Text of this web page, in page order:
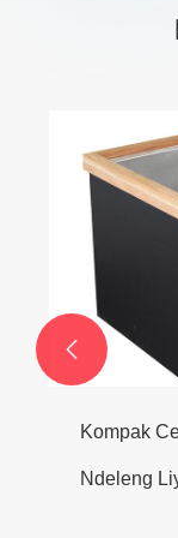
Kompak
Ndeleng
